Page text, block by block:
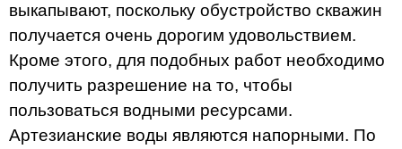
выкапывают, поскольку обустройство скважин
получается очень дорогим удовольствием.
Кроме этого, для подобных работ необходимо
получить разрешение на то, чтобы
пользоваться водными ресурсами.
Артезианские воды являются напорными. По